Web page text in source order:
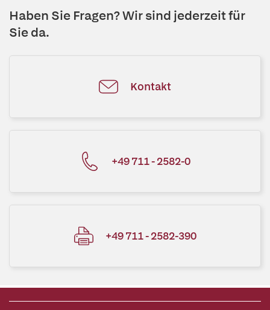
Haben Sie Fragen? Wir sind jederzeit für
Sie da.
Kontakt
+49 711 - 2582-0
+49 711 - 2582-390